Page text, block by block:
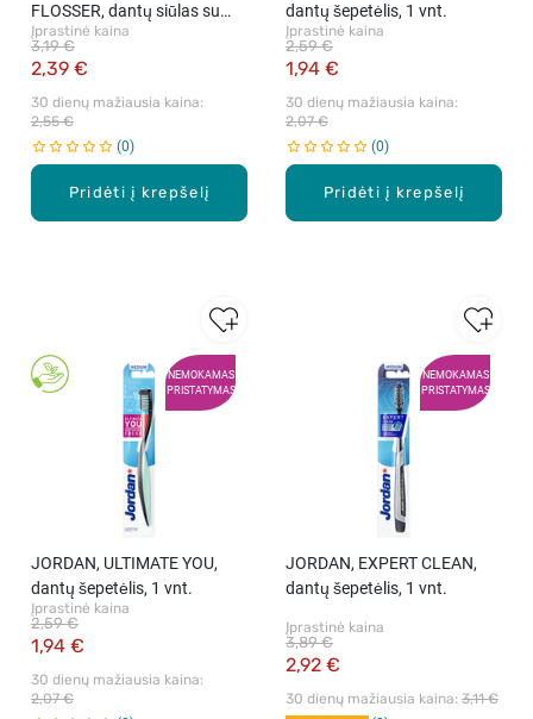
Pridėti į krepšelį
FLOSSER, dantų siūlas su
laikikliu, 25 vnt.
Įprastinė kaina
2,39 €
3,19 €
30 dienų mažiausia kaina:
2,55 €
0
Pridėti į krepšelį
dantų šepetėlis, 1 vnt.
Įprastinė kaina
1,94 €
2,59 €
30 dienų mažiausia kaina:
2,07 €
0
NEMOKAMAS
PRISTATYMAS
JORDAN, ULTIMATE YOU,
dantų šepetėlis, 1 vnt.
Įprastinė kaina
1,94 €
2,59 €
30 dienų mažiausia kaina:
2,07 €
NEMOKAMAS
PRISTATYMAS
JORDAN, EXPERT CLEAN,
dantų šepetėlis, 1 vnt.
Įprastinė kaina
2,92 €
3,89 €
30 dienų mažiausia kaina: 3,11 €